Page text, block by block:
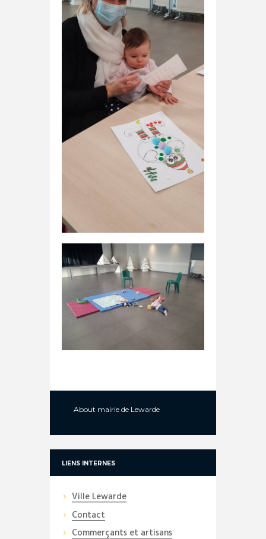
About mairie de Lewarde
LIENS INTERNES
Ville Lewarde
Contact
Commerçants et artisans